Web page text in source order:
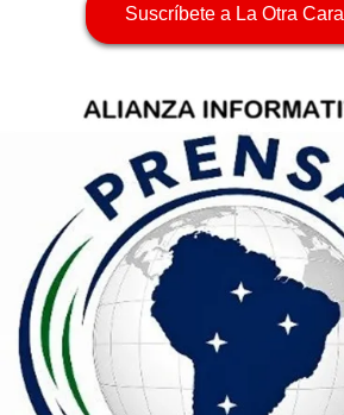
Suscríbete a La Otra Cara